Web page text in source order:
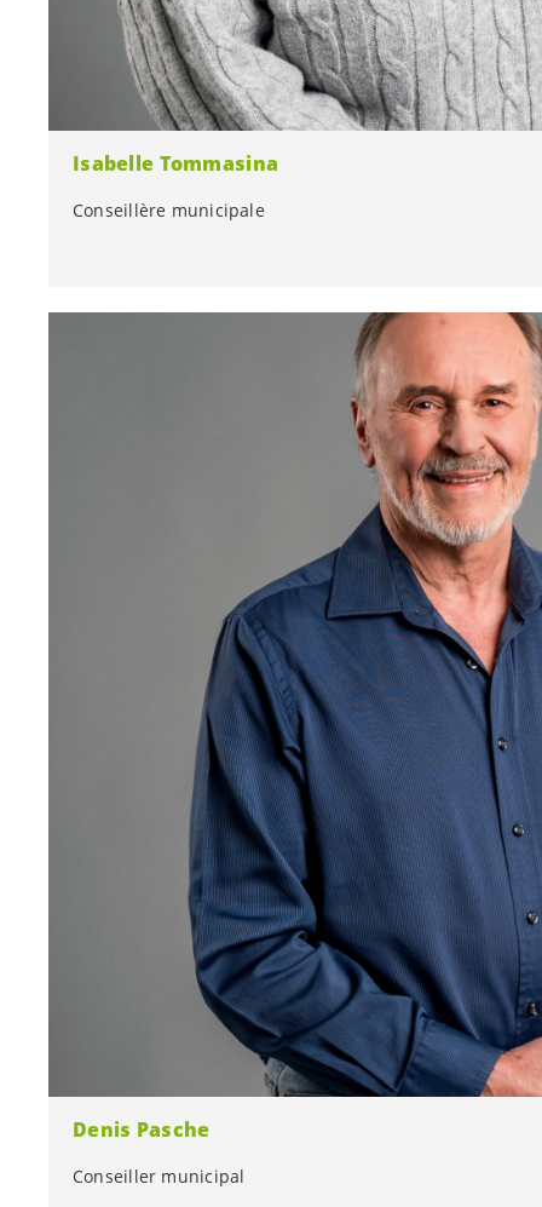
Isabelle Tommasina
Conseillère municipale
Denis Pasche
Conseiller municipal